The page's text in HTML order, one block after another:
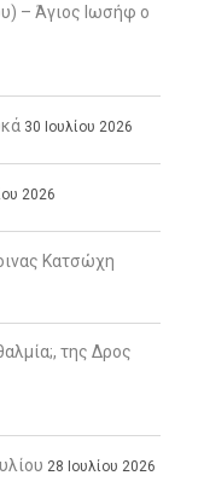
– Άγιος Ιωσήφ ο
30 Ιουλίου 2026
2026
Κατσώχη
της Δρος
28 Ιουλίου 2026